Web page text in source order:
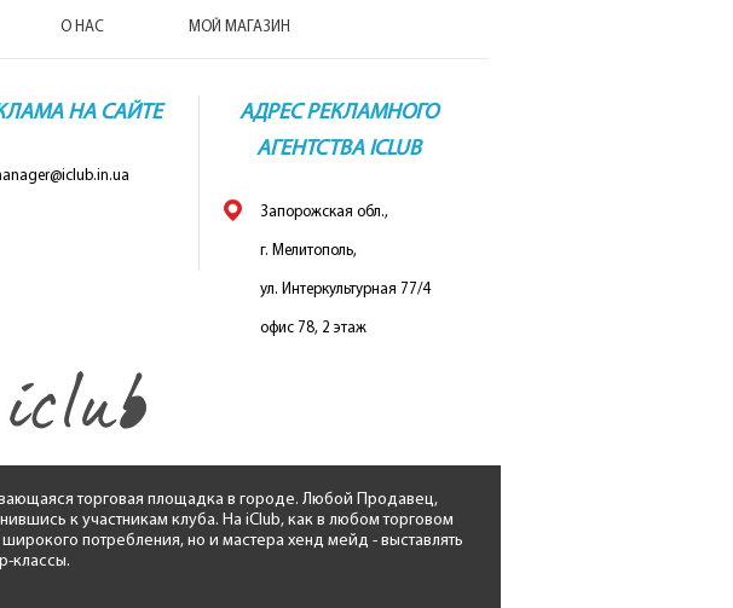
О НАС МОЙ МАГАЗИН
НА САЙТЕ
АДРЕС РЕКЛАМНОГО
АГЕНТСТВА ICLUB
Запорожская обл.,
г. Мелитополь,
ул. Интеркультурная 77/4
офис 78, 2 этаж
торговая площадка в городе. Любой Продавец,
к участникам клуба. На iClub, как в любом торговом
потребления, но и мастера хенд мейд - выставлять
классы.